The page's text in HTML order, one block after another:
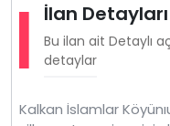
İlan
Bu ilan ait Detaylı
detaylar
Kalkan İslamlar